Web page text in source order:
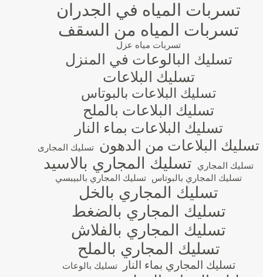
تسربات المياه في الجدران
تسربات المياه من السقف
تسربات مياه عزل
تسليك البالوعات في المنزل
تسليك البلاعات
تسليك البلاعات بالبوتاس
تسليك البلاعات بالملح
تسليك البلاعات بماء النار
تسليك البلاعات من الدهون تسليك المجارى
تسليك المجاري
تسليك المجاري بالاسيد
تسليك المجاري بالبوتاس تسليك المجاري بالبيبسي
تسليك المجاري بالخل
تسليك المجاري بالضغط
تسليك المجاري بالفلاش
تسليك المجاري بالملح
تسليك المجاري بماء النار تسليك بالوعات